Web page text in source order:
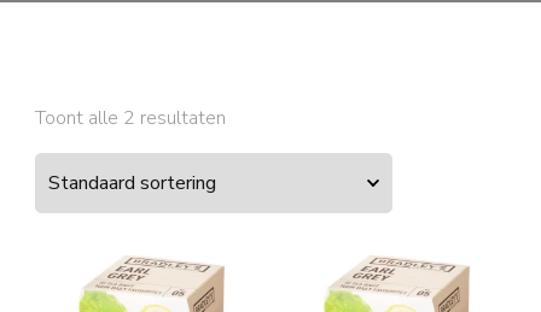
Toont alle 2 resultaten